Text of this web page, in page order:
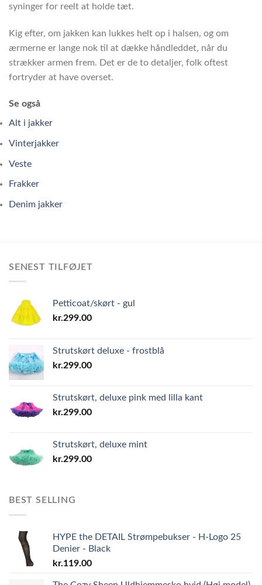
syninger for reelt at holde tæt.
Kig efter, om jakken kan lukkes helt op i halsen, og om
ærmerne er lange nok til at dække håndleddet, når du
strækker armen frem. Det er de to detaljer, folk oftest
fortryder at have overset.
Se også
Alt i jakker
Vinterjakker
Veste
Frakker
Denim jakker
SENEST TILFØJET
Petticoat/skørt - gul
kr.299.00
Strutskørt deluxe - frostblå
kr.299.00
Strutskørt, deluxe pink med lilla kant
kr.299.00
Strutskørt, deluxe mint
kr.299.00
BEST SELLING
HYPE the DETAIL Strømpebukser - H-Logo 25
Denier - Black
kr.119.00